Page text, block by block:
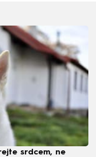
srdcem, ne